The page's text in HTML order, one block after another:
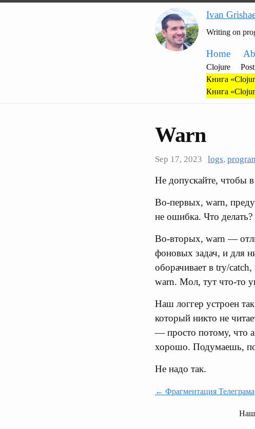
Ivan
Writing on
Home
Clojure
Книга
Книга
Warn
Sep 17, 2023 logs,
Не допускайте, чтобы
Во-первых, warn,
не ошибка. Что
Во-вторых, warn —
фоновых задач, и для
оборачивает в try/
warn. Мол, тут что-то
Наш логгер устроен
который никто не
— просто потому, что
хорошо. Подумаешь,
Не надо так.
← Фрагментация Телеграма